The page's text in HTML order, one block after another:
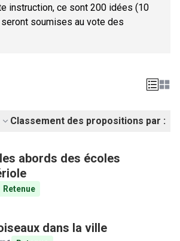
instruction, ce sont 200 idées (10
soumises au vote des
Classement des propositions par :
abords des écoles
Retenue
dans la ville